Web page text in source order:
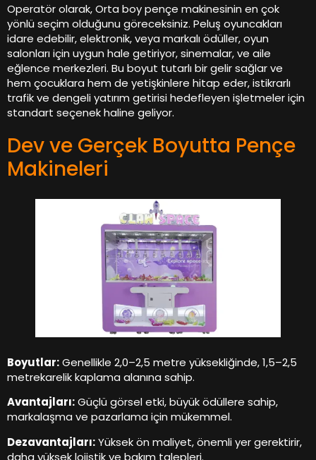
Operatör olarak, Orta boy pençe makinesinin en çok
yönlü seçim olduğunu göreceksiniz. Peluş oyuncakları
idare edebilir, elektronik, veya markalı ödüller, oyun
salonları için uygun hale getiriyor, sinemalar, ve aile
eğlence merkezleri. Bu boyut tutarlı bir gelir sağlar ve
hem çocuklara hem de yetişkinlere hitap eder, istikrarlı
trafik ve dengeli yatırım getirisi hedefleyen işletmeler için
standart seçenek haline geliyor.
Dev ve Gerçek Boyutta Pençe
Makineleri
Boyutlar:Genellikle 2,0–2,5 metre yüksekliğinde, 1,5–2,5
metrekarelik kaplama alanına sahip.
Avantajları:Güçlü görsel etki, büyük ödüllere sahip,
markalaşma ve pazarlama için mükemmel.
Dezavantajları:Yüksek ön maliyet, önemli yer gerektirir,
daha yüksek lojistik ve bakım talepleri.